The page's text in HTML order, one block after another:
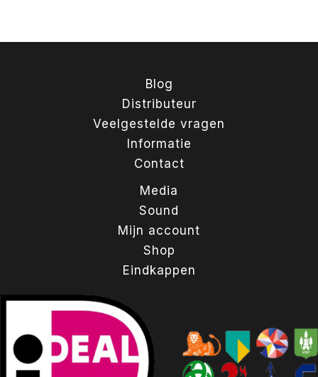
Blog
Distributeur
Veelgestelde vragen
Informatie
Contact
Media
Sound
Mijn account
Shop
Eindkappen